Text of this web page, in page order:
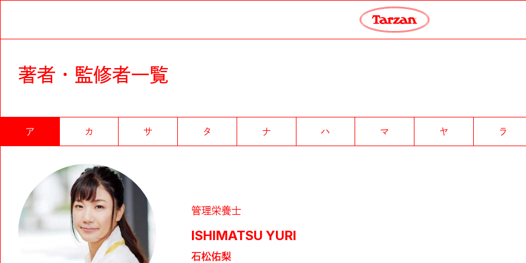
著者・監修者一覧
ア カ サ タ ナ ハ マ ヤ ラ
管理栄養士
ISHIMATSU YURI
石松佑梨